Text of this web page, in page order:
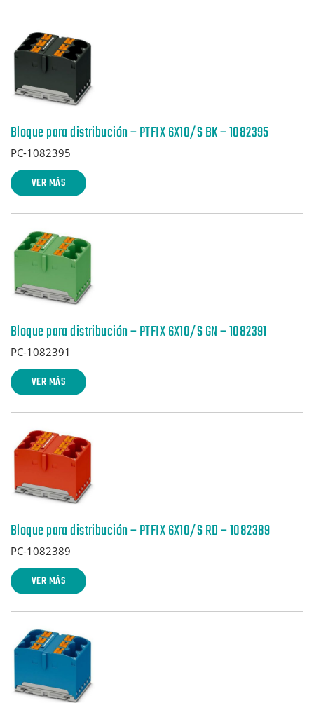
Bloque para distribución – PTFIX 6X10/S BK – 1082395
PC-1082395
VER MÁS
Bloque para distribución – PTFIX 6X10/S GN – 1082391
PC-1082391
VER MÁS
Bloque para distribución – PTFIX 6X10/S RD – 1082389
PC-1082389
VER MÁS